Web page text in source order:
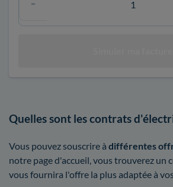
Quelles sont les contrats
Vous pouvez souscrire à différentes
notre page d'accueil, vous trouverez un
vous fournira l'offre la plus adaptée à vos